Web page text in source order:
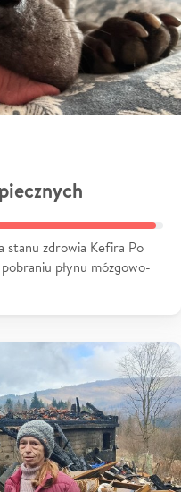
zdrowia Kefira Po
płynu mózgowo-